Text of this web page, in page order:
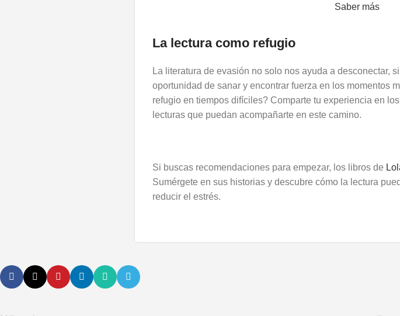
Saber más
La lectura como refugio
La literatura de evasión no solo nos ayuda a desconectar,
oportunidad de sanar y encontrar fuerza en los momentos
refugio en tiempos difíciles? Comparte tu experiencia en
lecturas que puedan acompañarte en este camino.
Si buscas recomendaciones para empezar, los libros de
Sumérgete en sus historias y descubre cómo la lectura
reducir el estrés.